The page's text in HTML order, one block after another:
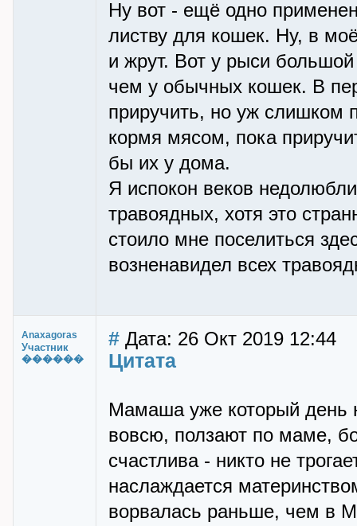
Ну вот - ещё одно
листву для кошек. Ну, в
и жрут. Вот у рыси
чем у обычных кошек. В
приручить, но уж слишком
кормя мясом, пока
бы их у дома.
Я испокон веков
травоядных, хотя это
стоило мне поселиться
возненавидел всех
Anaxagoras
Участник
������
# Дата: 26 Окт 2019 12:44
Цитата
Мамаша уже который день
вовсю, ползают по маме,
счастлива - никто не
наслаждается
ворвалась раньше, чем в